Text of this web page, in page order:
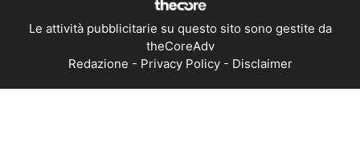
Le attività pubblicitarie su questo sito sono gestite da
theCoreAdv
Redazione - Privacy Policy- Disclaimer